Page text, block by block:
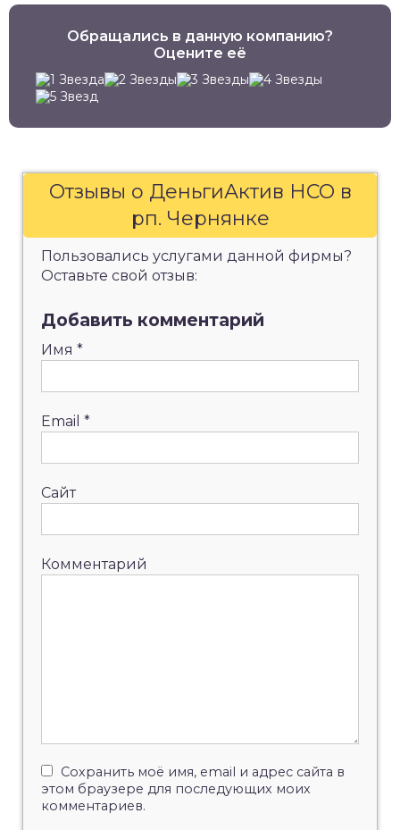
Обращались в данную компанию?
Оцените её
Отзывы о ДеньгиАктив НСО в
рп. Чернянке
Пользовались услугами данной фирмы?
Оставьте свой отзыв:
Добавить комментарий
Имя *
Email *
Сайт
Комментарий
Сохранить моё имя, email и адрес сайта в
этом браузере для последующих моих
комментариев.